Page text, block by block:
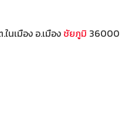
นเมือง อ.เมืองชัยภูมิ 36000